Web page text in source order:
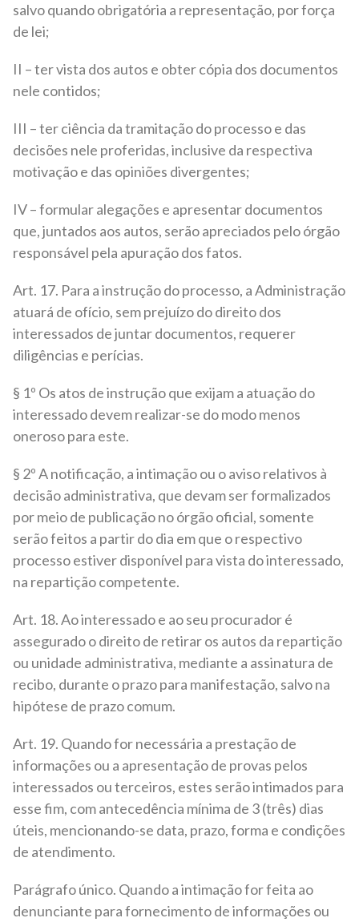
salvo quando obrigatória a representação, por força
de lei;
II – ter vista dos autos e obter cópia dos documentos
nele contidos;
III – ter ciência da tramitação do processo e das
decisões nele proferidas, inclusive da respectiva
motivação e das opiniões divergentes;
IV – formular alegações e apresentar documentos
que, juntados aos autos, serão apreciados pelo órgão
responsável pela apuração dos fatos.
Art. 17. Para a instrução do processo, a Administração
atuará de ofício, sem prejuízo do direito dos
interessados de juntar documentos, requerer
diligências e perícias.
§ 1º Os atos de instrução que exijam a atuação do
interessado devem realizar-se do modo menos
oneroso para este.
§ 2º A notificação, a intimação ou o aviso relativos à
decisão administrativa, que devam ser formalizados
por meio de publicação no órgão oficial, somente
serão feitos a partir do dia em que o respectivo
processo estiver disponível para vista do interessado,
na repartição competente.
Art. 18. Ao interessado e ao seu procurador é
assegurado o direito de retirar os autos da repartição
ou unidade administrativa, mediante a assinatura de
recibo, durante o prazo para manifestação, salvo na
hipótese de prazo comum.
Art. 19. Quando for necessária a prestação de
informações ou a apresentação de provas pelos
interessados ou terceiros, estes serão intimados para
esse fim, com antecedência mínima de 3 (três) dias
úteis, mencionando-se data, prazo, forma e condições
de atendimento.
Parágrafo único. Quando a intimação for feita ao
denunciante para fornecimento de informações ou